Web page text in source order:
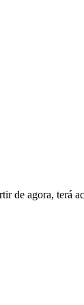
de agora, terá